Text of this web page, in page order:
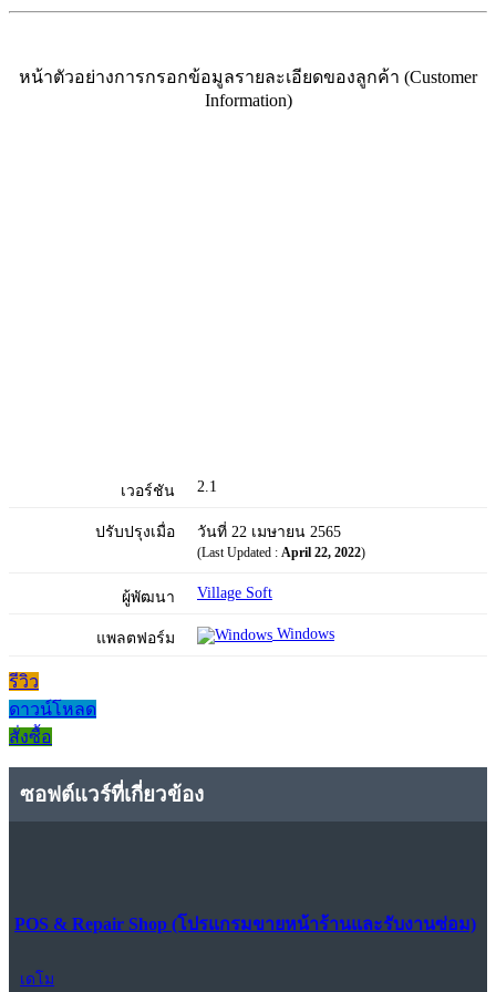
หน้าตัวอย่างการกรอกข้อมูลรายละเอียดของลูกค้า (Customer
Information)
เวอร์ชัน 2.1
ปรับปรุงเมื่อ วันที่ 22 เมษายน 2565
(Last Updated : April 22, 2022)
ผู้พัฒนา Village Soft
แพลตฟอร์ม Windows
รีวิว
ดาวน์โหลด
สั่งซื้อ
ซอฟต์แวร์ที่เกี่ยวข้อง
POS & Repair Shop (โปรแกรมขายหน้าร้านและรับงานซ่อม)
เดโม